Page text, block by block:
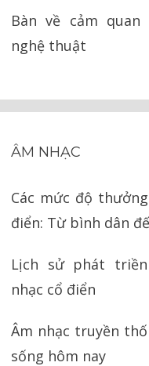
Bàn về cảm quan
nghệ thuật
ÂM NHẠC
Các mức độ
điển: Từ bình dân
Lịch sử phát
nhạc cổ điển
Âm nhạc truyền
sống hôm nay